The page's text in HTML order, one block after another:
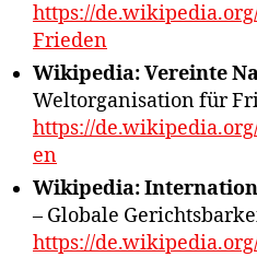
https://
Frieden
Wikipedia: Vereinte
Weltorganisation für
https://
en
Wikipedia:
– Globale
https://